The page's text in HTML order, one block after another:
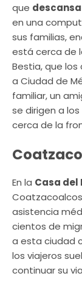
que
en una
sus familias,
está cerca de
Bestia, que
a Ciudad de
familiar, un
se dirigen a
cerca de la
En la Casa del
asistencia
cientos de
a esta ciudad
los viajeros
continuar su